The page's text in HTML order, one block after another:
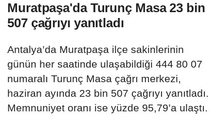
Muratpaşa'da Turunç Masa 23 bin
507 çağrıyı yanıtladı
Antalya’da Muratpaşa ilçe sakinlerinin
günün her saatinde ulaşabildiği 444 80 07
numaralı Turunç Masa çağrı merkezi,
haziran ayında 23 bin 507 çağrıyı yanıtladı.
Memnuniyet oranı ise yüzde 95,79’a ulaştı.